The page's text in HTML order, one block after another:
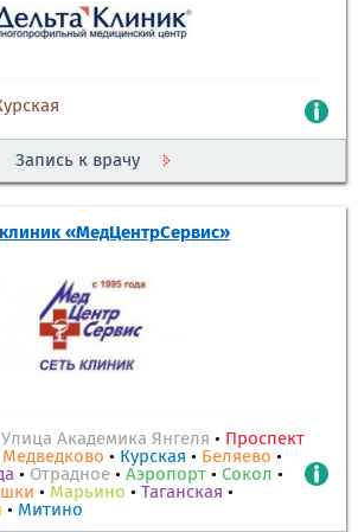
Запись к врачу
«МедЦентрСервис»
Улица Академика Янгеля • Проспект
Медведково • Курская • Беляево •
• Отрадное • Аэропорт • Сокол •
• Марьино • Таганская •
• Митино